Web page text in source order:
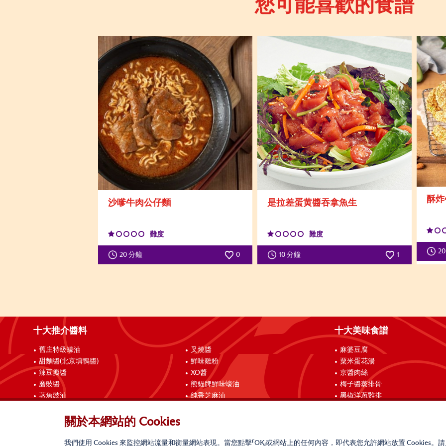
您可能喜歡的食譜
沙嗲牛肉公仔麵
難度
20 分鐘 0
是拉差蛋黄醬吞拿魚生
難度
10 分鐘 1
酥
十大推介醬料
舊庄特級蠔油
甜麵醬(北京填鴨醬)
辣豆瓣醬
磨豉醬
蒸魚豉油
叉燒醬
鮮味雞粉
XO醬
熊貓牌鮮味蠔油
純香芝麻油
十大美味食譜
麻婆豆腐
粟米蛋花湯
京醬肉絲
梅子醬蒸排骨
黑椒洋蔥雞排
聯絡我們關於本網站的 Cookies
我們使用 Cookies 來監控網站流量和衡量網站表現。當您點擊「OK」或網站上的任何內容，即代表您允許網站放置 Cookies。